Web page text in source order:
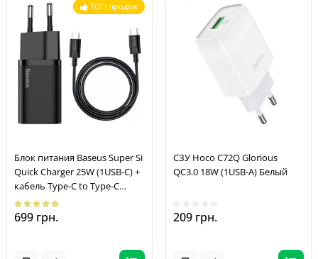
ТОП продаж
Блок питания Baseus Super Si
Quick Charger 25W (1USB-C) +
кабель Type-C to Type-C
(TZCCSUP-L) Черный
699 грн.
СЗУ Hoco C72Q Glorious
QC3.0 18W (1USB-A) Белый
209 грн.